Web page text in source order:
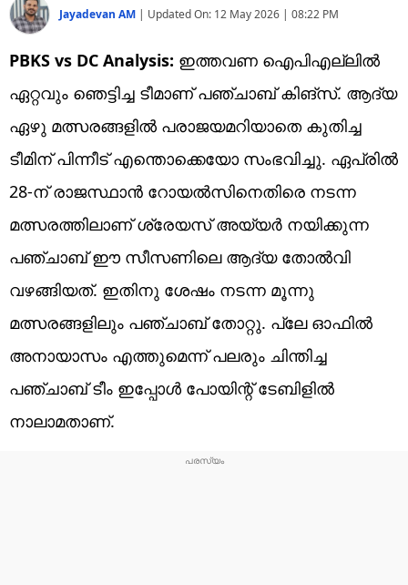
Jayadevan AM | Updated On: 12 May 2026 | 08:22 PM
PBKS vs DC Analysis: ഇത്തവണ ഐപിഎല്ലില്‍
ഏറ്റവും ഞെട്ടിച്ച ടീമാണ് പഞ്ചാബ് കിങ്‌സ്. ആദ്യ
ഏഴു മത്സരങ്ങളില്‍ പരാജയമറിയാതെ കുതിച്ച
ടീമിന് പിന്നീട് എന്തൊക്കെയോ സംഭവിച്ചു. ഏപ്രില്‍
28-ന് രാജസ്ഥാന്‍ റോയല്‍സിനെതിരെ നടന്ന
മത്സരത്തിലാണ് ശ്രേയസ് അയ്യര്‍ നയിക്കുന്ന
പഞ്ചാബ് ഈ സീസണിലെ ആദ്യ തോല്‍വി
വഴങ്ങിയത്. ഇതിനു ശേഷം നടന്ന മൂന്നു
മത്സരങ്ങളിലും പഞ്ചാബ് തോറ്റു. പ്ലേ ഓഫില്‍
അനായാസം എത്തുമെന്ന് പലരും ചിന്തിച്ച
പഞ്ചാബ് ടീം ഇപ്പോള്‍ പോയിന്റ് ടേബിളില്‍
നാലാമതാണ്.